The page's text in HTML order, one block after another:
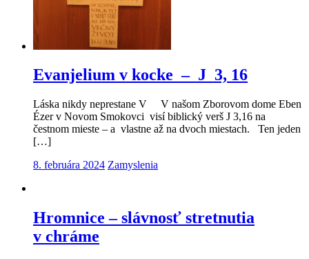
Evanjelium v kocke – J 3, 16
Láska nikdy neprestane V V našom Zborovom dome Eben
Ézer v Novom Smokovci visí biblický verš J 3,16 na
čestnom mieste – a vlastne až na dvoch miestach. Ten jeden
[…]
8. februára 2024 Zamyslenia
Hromnice – slávnosť stretnutia
v chráme